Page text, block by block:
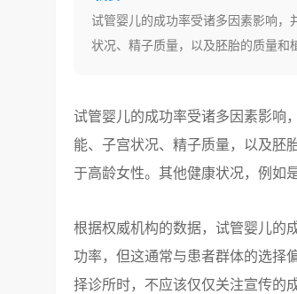
试管婴儿的成功率受诸多因素影响，
状况、精子质量，以及胚胎的质量
试管婴儿的成功率受诸多因素影响
能、子宫状况、精子质量，以及胚
于高龄女性。其他健康状况，例如
根据权威机构的数据，试管婴儿的
功率，但这通常与患者群体的选择
择诊所时，不应该仅仅关注宣传的